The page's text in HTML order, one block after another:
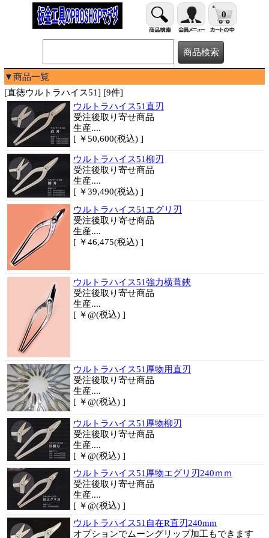
0
▼商品一覧
[直徳ウルトラハイス51] [9件]
ウルトラハイス51直刃
受注後取り寄せ商品
生産....
[ ￥50,600(税込) ]
ウルトラハイス51柳刃
受注後取り寄せ商品
生産....
[ ￥39,490(税込) ]
ウルトラハイス51エグリ刃
受注後取り寄せ商品
生産....
[ ￥46,475(税込) ]
ウルトラハイス51強力横葺鋏
受注後取り寄せ商品
生産....
[ ￥@(税込) ]
ウルトラハイス51厚物用直刃
受注後取り寄せ商品
生産....
[ ￥@(税込) ]
ウルトラハイス51厚物柳刃
受注後取り寄せ商品
生産....
[ ￥@(税込) ]
ウルトラハイス51厚物エグリ刃240ｍｍ
受注後取り寄せ商品
生産....
[ ￥@(税込) ]
ウルトラハイス51自在R直刃240mm
オプションでムーングリップ加工もできます